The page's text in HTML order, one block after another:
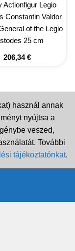
Actionfigur Legio
Constantin Valdor
of the Legio
25 cm
206,34€
használ annak
nyújtsa a
veszed,
További
tájékoztatónkat.